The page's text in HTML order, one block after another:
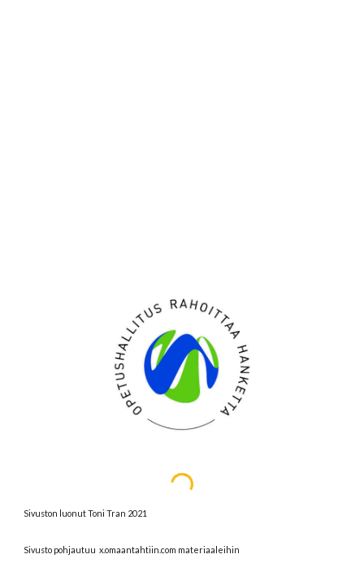
Sivuston luonut Toni Tran 2021
Sivusto pohjautuu x.omaantahtiin.com materiaaleihin